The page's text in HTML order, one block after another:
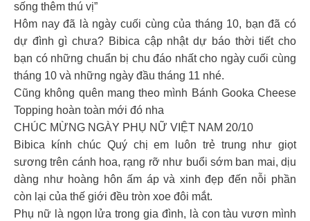
sống thêm thú vị”
Hôm nay đã là ngày cuối cùng của tháng 10, bạn đã có
dự đình gì chưa? Bibica cập nhật dự báo thời tiết cho
bạn có những chuẩn bị chu đáo nhất cho ngày cuối cùng
tháng 10 và những ngày đầu tháng 11 nhé.
Cũng không quên mang theo mình Bánh Gooka Cheese
Topping hoàn toàn mới đó nha
CHÚC MỪNG NGÀY PHỤ NỮ VIỆT NAM 20/10
Bibica kính chúc Quý chị em luôn trẻ trung như giọt
sương trên cánh hoa, rạng rỡ như buổi sớm ban mai, dịu
dàng như hoàng hôn ấm áp và xinh đẹp đến nỗi phần
còn lại của thế giới đều tròn xoe đôi mắt.
Phụ nữ là ngọn lửa trong gia đình, là con tàu vươn mình